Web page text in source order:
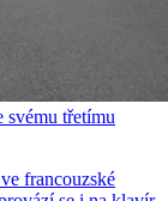
svému třetímu
francouzské